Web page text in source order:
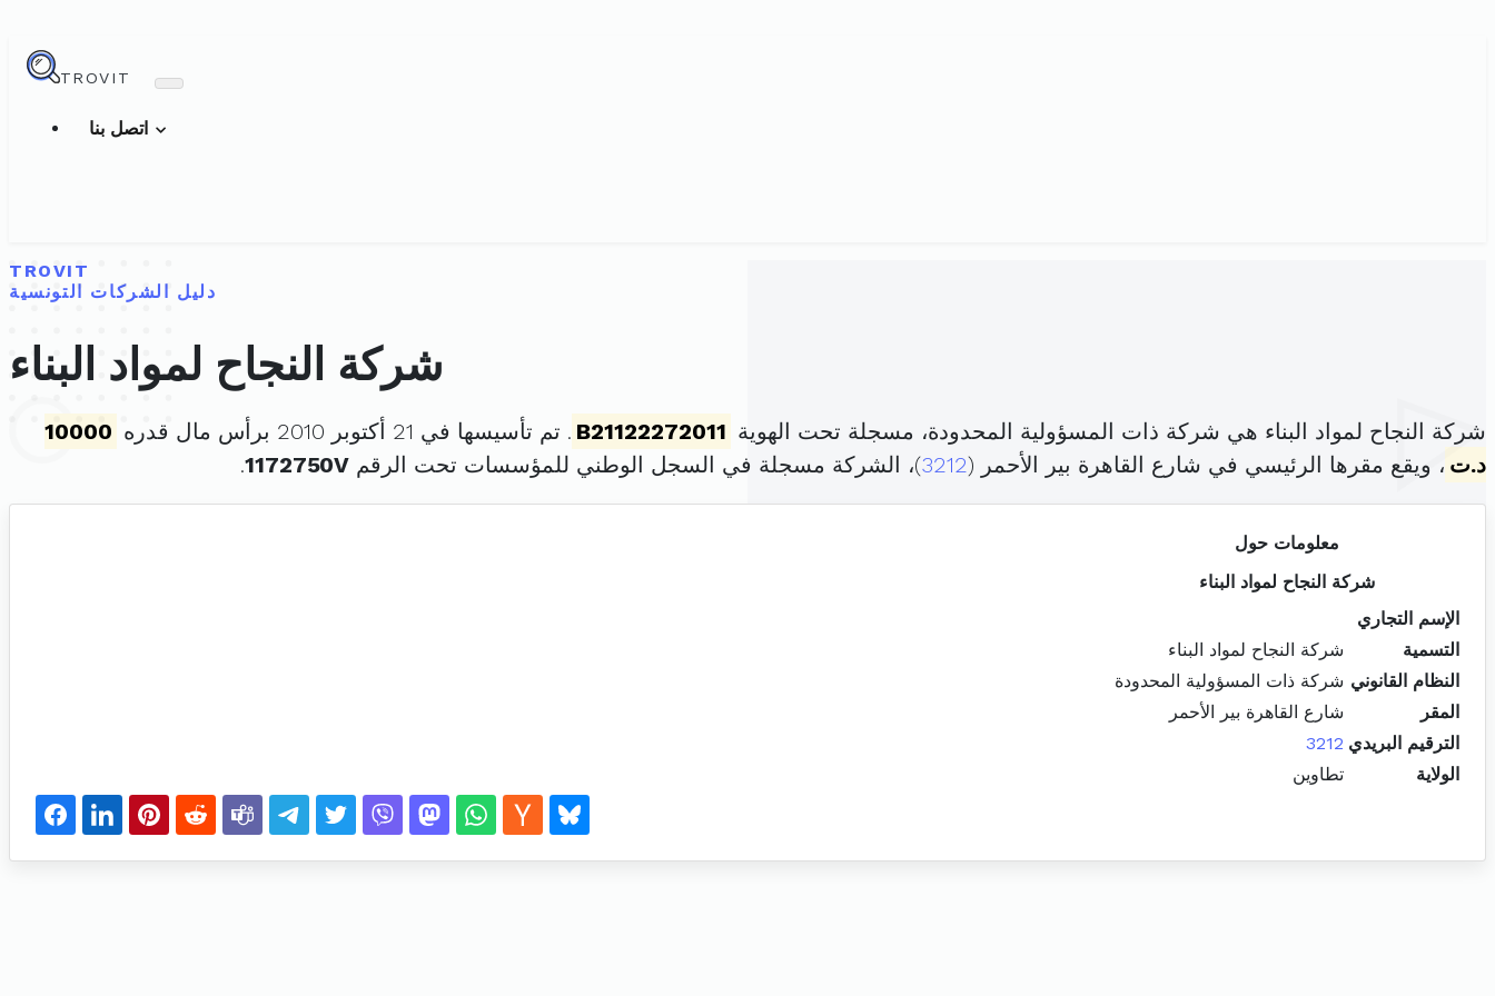
TROVIT
TROVIT
دليل الشركات التونسية
شركة النجاح لمواد البناء
شركة النجاح لمواد البناء هي شركة ذات المسؤولية المحدودة، مسجلة تحت الهوية B21122272011 . تم تأسيسها في 21 أكتوبر 2010 برأس مال قدره
10000
د.ت ، ويقع مقرها الرئيسي في شارع القاهرة بير الأحمر (3212)، الشركة مسجلة في السجل الوطني للمؤسسات تحت الرقم 1172750V
.
معلومات حول
شركة النجاح لمواد البناء
الإسم التجاري
التسمية
شركة النجاح لمواد البناء
النظام القانوني شركة ذات المسؤولية المحدودة
المقر
شارع القاهرة بير الأحمر
الترقيم البريدي 3212
الولاية
تطاوين